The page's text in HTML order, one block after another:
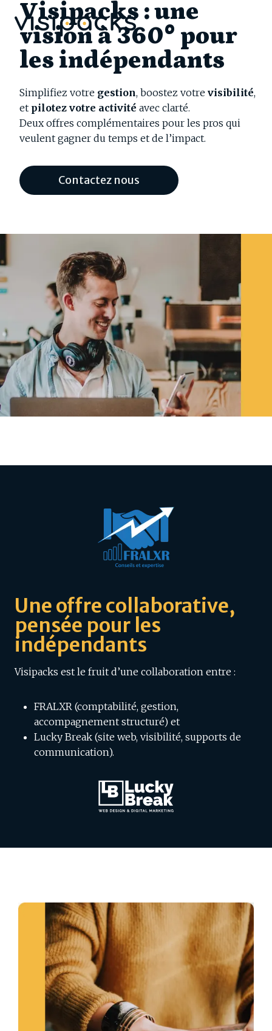
Aller
contenu
Visipacks : une
vision à 360° pour
les indépendants
Simplifiez votre gestion, boostez votre visibilité,
et pilotez votre activité avec clarté.
Deux offres complémentaires pour les pros qui
veulent gagner du temps et de l’impact.
Contactez nous
Une offre collaborative,
pensée pour les
indépendants
Visipacks est le fruit d’une collaboration entre :
FRALXR (comptabilité, gestion,
accompagnement structuré) et
Lucky Break (site web, visibilité, supports de
communication).